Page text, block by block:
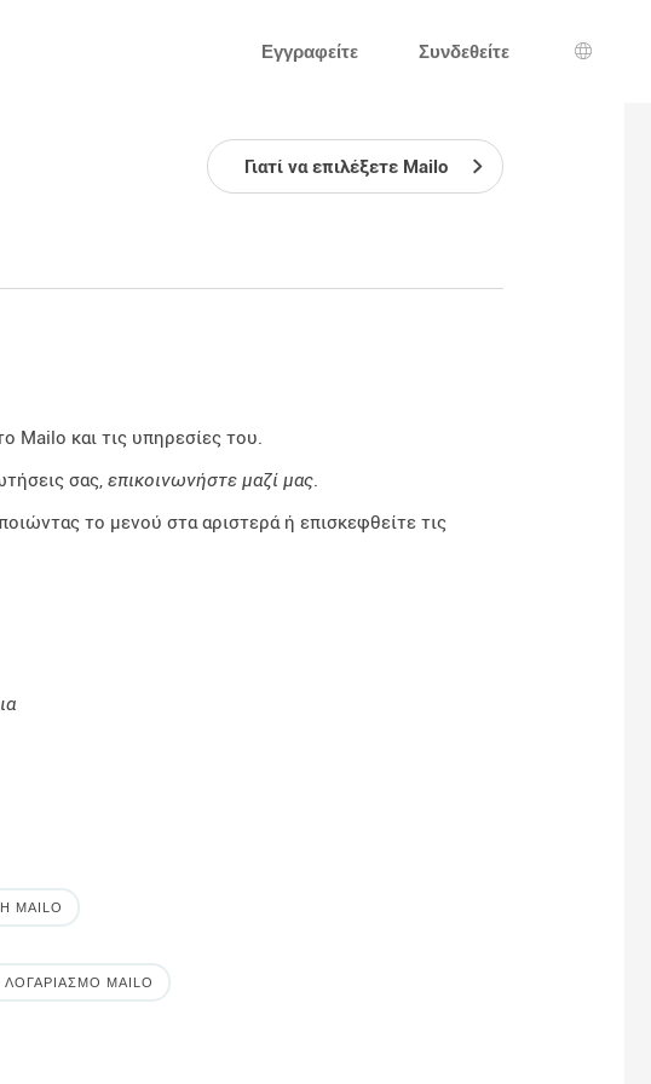
Εγγραφείτε Συνδεθείτε
Γιατί να επιλέξετε Mailo
Mailo και τις υπηρεσίες του.
σας, επικοινωνήστε μαζί μας.
το μενού στα αριστερά ή επισκεφθείτε τις
MAILO
MAILO